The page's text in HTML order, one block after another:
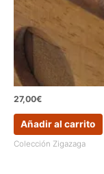
27,00€
Añadir al carrito
Colección Zigazaga